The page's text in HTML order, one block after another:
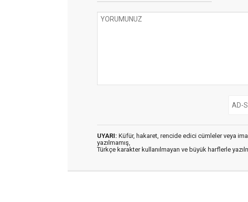
UYARI: Küfür, hakaret, rencide edici cümleler veya
yazılmamış,
Türkçe karakter kullanılmayan ve büyük harflerle